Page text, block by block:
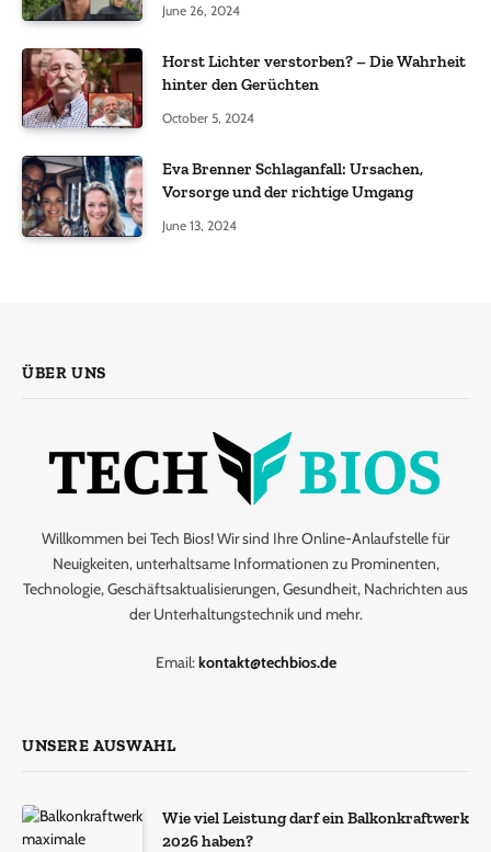
June 26, 2024
Horst Lichter verstorben? – Die Wahrheit
hinter den Gerüchten
October 5, 2024
Eva Brenner Schlaganfall: Ursachen,
Vorsorge und der richtige Umgang
June 13, 2024
ÜBER UNS
Willkommen bei Tech Bios! Wir sind Ihre Online-Anlaufstelle für
Neuigkeiten, unterhaltsame Informationen zu Prominenten,
Technologie, Geschäftsaktualisierungen, Gesundheit, Nachrichten aus
der Unterhaltungstechnik und mehr.
Email:kontakt@techbios.de
UNSERE AUSWAHL
Wie viel Leistung darf ein Balkonkraftwerk
2026 haben?